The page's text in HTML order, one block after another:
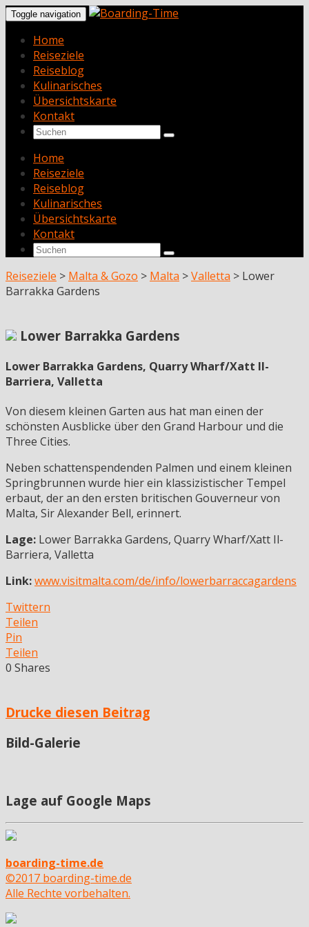
Toggle navigation
Home
Reiseziele
Reiseblog
Kulinarisches
Übersichtskarte
Kontakt
Home
Reiseziele
Reiseblog
Kulinarisches
Übersichtskarte
Kontakt
Reiseziele > Malta & Gozo > Malta >Valletta > Lower
Barrakka Gardens
Lower Barrakka Gardens
Lower Barrakka Gardens, Quarry Wharf/Xatt Il-
Barriera, Valletta
Von diesem kleinen Garten aus hat man einen der
schönsten Ausblicke über den Grand Harbour und die
Three Cities.
Neben schattenspendenden Palmen und einem kleinen
Springbrunnen wurde hier ein klassizistischer Tempel
erbaut, der an den ersten britischen Gouverneur von
Malta, Sir Alexander Bell, erinnert.
Lage: Lower Barrakka Gardens, Quarry Wharf/Xatt Il-
Barriera, Valletta
Link:www.visitmalta.com/de/info/lowerbarraccagardens
Twittern
Teilen
Pin
Teilen
0 Shares
Drucke diesen Beitrag
Bild-Galerie
Lage auf Google Maps
boarding-time.de
©2017 boarding-time.de
Alle Rechte vorbehalten.